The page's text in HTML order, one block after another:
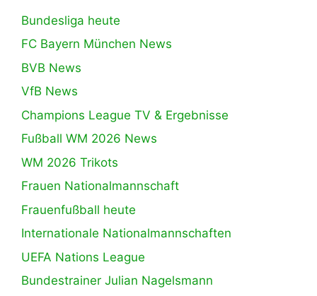
Bundesliga heute
FC Bayern München News
BVB News
VfB News
Champions League TV & Ergebnisse
Fußball WM 2026 News
WM 2026 Trikots
Frauen Nationalmannschaft
Frauenfußball heute
Internationale Nationalmannschaften
UEFA Nations League
Bundestrainer Julian Nagelsmann